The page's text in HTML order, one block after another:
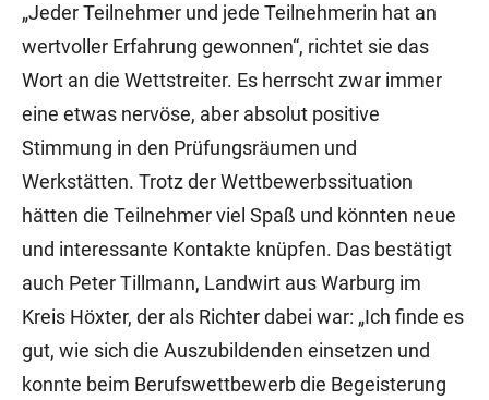
„Jeder Teilnehmer und jede Teilnehmerin hat an
wertvoller Erfahrung gewonnen“, richtet sie das
Wort an die Wettstreiter. Es herrscht zwar immer
eine etwas nervöse, aber absolut positive
Stimmung in den Prüfungsräumen und
Werkstätten. Trotz der Wettbewerbssituation
hätten die Teilnehmer viel Spaß und könnten neue
und interessante Kontakte knüpfen. Das bestätigt
auch Peter Tillmann, Landwirt aus Warburg im
Kreis Höxter, der als Richter dabei war: „Ich finde es
gut, wie sich die Auszubildenden einsetzen und
konnte beim Berufswettbewerb die Begeisterung